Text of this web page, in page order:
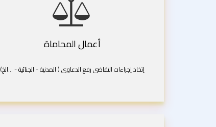
أعمال المحاماة
إتخاذ إجراءات التقاضى رفع الدعاوى ( المدنية - الجنائية - ...الخ)